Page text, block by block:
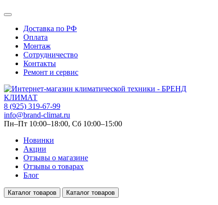
Доставка по РФ
Оплата
Монтаж
Сотрудничество
Контакты
Ремонт и сервис
8 (925) 319-67-99
info@brand-climat.ru
Пн–Пт 10:00–18:00, Сб 10:00–15:00
Новинки
Акции
Отзывы о магазине
Отзывы о товарах
Блог
Каталог товаров Каталог товаров